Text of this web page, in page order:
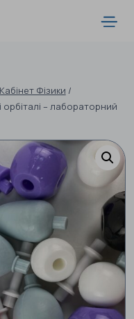
Кабінет Фізики /
орбіталі – лабораторний